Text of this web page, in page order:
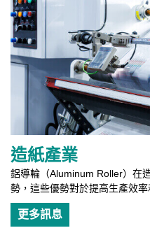
造紙產業
鋁導輪（Aluminum Roller）在
勢，這些優勢對於提高生產效
更多訊息